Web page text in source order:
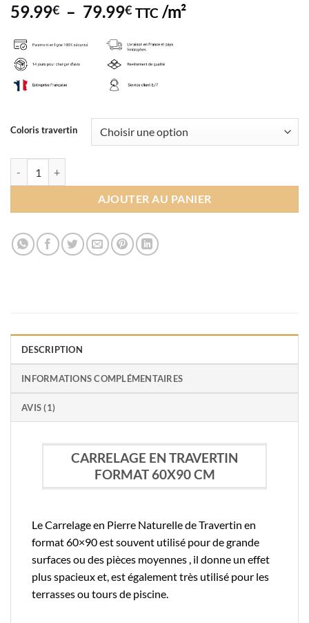
Noté4
sur 5
1
notation
client
59.99€ – 79.99€Plage
prix :
59.99€
79.99€
TTC /m²
Coloris travertin
AJOUTER AU PANIER
DESCRIPTION
INFORMATIONS COMPLÉMENTAIRES
AVIS (1)
CARRELAGE EN TRAVERTIN
FORMAT 60X90 CM
Le Carrelage en Pierre Naturelle de Travertin en
format 60×90 est souvent utilisé pour de grande
surfaces ou des pièces moyennes , il donne un effet
plus spacieux et, est également très utilisé pour les
terrasses ou tours de piscine.